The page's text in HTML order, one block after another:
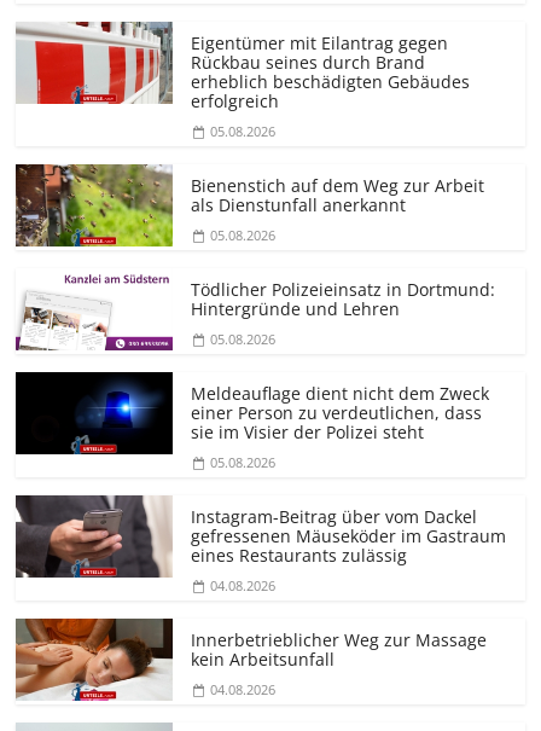
Eigentümer mit Eilantrag gegen
Rückbau seines durch Brand
erheblich beschädigten Gebäudes
erfolgreich
05.08.2026
Bienenstich auf dem Weg zur Arbeit
als Dienstunfall anerkannt
05.08.2026
Tödlicher Polizeieinsatz in Dortmund:
Hintergründe und Lehren
05.08.2026
Meldeauflage dient nicht dem Zweck
einer Person zu verdeutlichen, dass
sie im Visier der Polizei steht
05.08.2026
Instagram-Beitrag über vom Dackel
gefressenen Mäuseköder im Gastraum
eines Restaurants zulässig
04.08.2026
Innerbetrieblicher Weg zur Massage
kein Arbeitsunfall
04.08.2026